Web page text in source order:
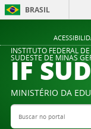
BRASIL
INSTITUTO FEDERAL
SUDESTE DE MINAS
IF
MINISTÉRIO DA
Buscar no portal